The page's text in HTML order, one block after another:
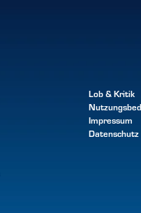
Lob & Kritik
Impressum
Datenschutz